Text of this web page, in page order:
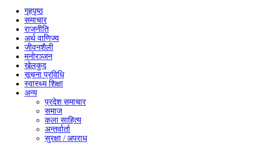
गृहपृष्ठ
समाचार
राजनीति
अर्थ वाणिज्य
जीवनशैली
मनोरञ्जन
खेलकुद
सूचना प्रविधि
स्वास्थ्य शिक्षा
अन्य
प्रदेश समाचार
समाज
कला साहित्य
अन्तर्वार्ता
सुरक्षा / अपराध